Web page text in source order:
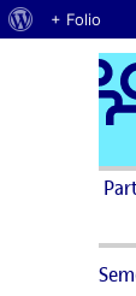
Acerca de
+ Folio
Saltar al